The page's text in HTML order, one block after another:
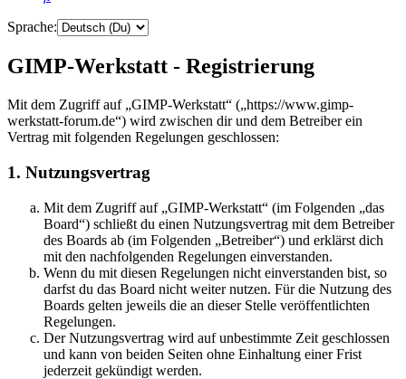
Sprache:
GIMP-Werkstatt - Registrierung
Mit dem Zugriff auf „GIMP-Werkstatt“ („https://www.gimp-
werkstatt-forum.de“) wird zwischen dir und dem Betreiber ein
Vertrag mit folgenden Regelungen geschlossen:
1. Nutzungsvertrag
Mit dem Zugriff auf „GIMP-Werkstatt“ (im Folgenden „das
Board“) schließt du einen Nutzungsvertrag mit dem Betreiber
des Boards ab (im Folgenden „Betreiber“) und erklärst dich
mit den nachfolgenden Regelungen einverstanden.
Wenn du mit diesen Regelungen nicht einverstanden bist, so
darfst du das Board nicht weiter nutzen. Für die Nutzung des
Boards gelten jeweils die an dieser Stelle veröffentlichten
Regelungen.
Der Nutzungsvertrag wird auf unbestimmte Zeit geschlossen
und kann von beiden Seiten ohne Einhaltung einer Frist
jederzeit gekündigt werden.